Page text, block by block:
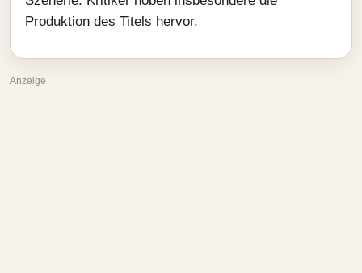
Produktion des Titels hervor.
Anzeige